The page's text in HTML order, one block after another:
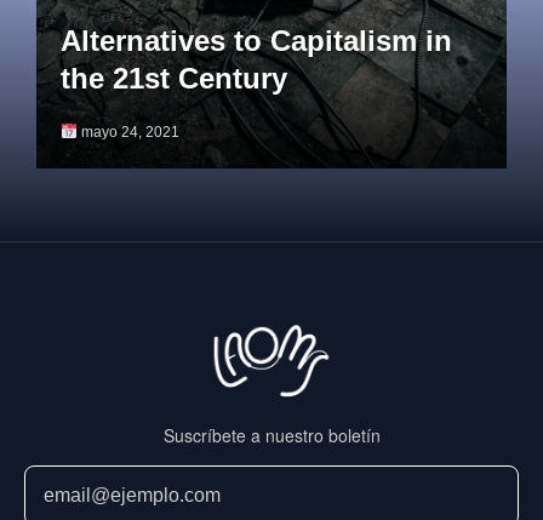
Alternatives to Capitalism in
the 21st Century
mayo 24, 2021
Suscríbete a nuestro boletín